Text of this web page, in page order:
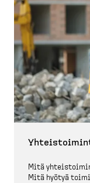
Mitä
Mitä hyötyä